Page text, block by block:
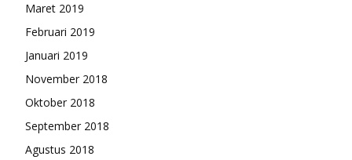
Maret 2019
Februari 2019
Januari 2019
November 2018
Oktober 2018
September 2018
Agustus 2018